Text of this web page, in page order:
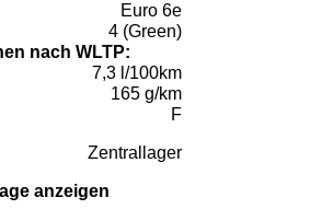
Euro 6e
4 (Green)
nach WLTP:
7,3 l/100km
165 g/km
F
Zentrallager
anzeigen